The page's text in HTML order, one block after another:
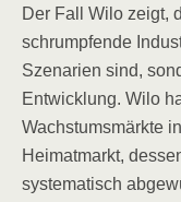
Der Fall Wilo zeigt,
schrumpfende
Szenarien sind,
Entwicklung. Wilo
Wachstumsmärkte
Heimatmarkt,
systematisch